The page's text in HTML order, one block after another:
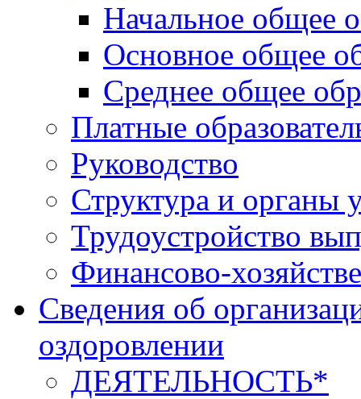
Начальное общее
Основное общее
Среднее общее
Платные
Руководство
Структура и органы
Трудоустройство
Финансово-
Сведения об
оздоровлении
ДЕЯТЕЛЬНОСТЬ*